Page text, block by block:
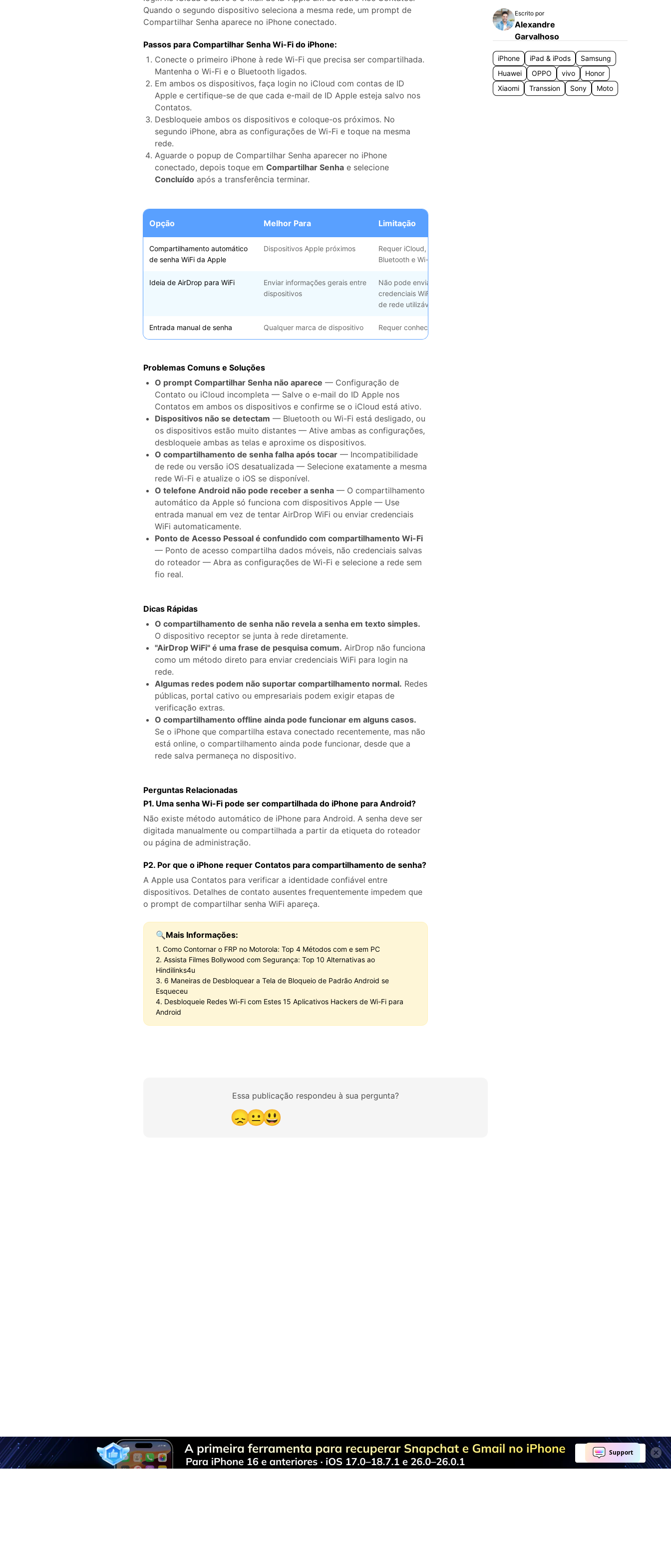
Ver todos os produtos
Consertar erros do iTunes
Apagador de Dados
Ver Todos Os Aplicativos
Quando o segundo dispositivo seleciona a mesma rede, um prompt de
Compartilhar Senha aparece no iPhone conectado.
Passos para Compartilhar Senha Wi-Fi do iPhone:
Conecte o primeiro iPhone à rede Wi-Fi que precisa ser compartilhada.
Mantenha o Wi-Fi e o Bluetooth ligados.
Em ambos os dispositivos, faça login no iCloud com contas de ID
Apple e certifique-se de que cada e-mail de ID Apple esteja salvo nos
Contatos.
Desbloqueie ambos os dispositivos e coloque-os próximos. No
segundo iPhone, abra as configurações de Wi-Fi e toque na mesma
rede.
Aguarde o popup de Compartilhar Senha aparecer no iPhone
conectado, depois toque emCompartilhar Senha e selecione
Concluído após a transferência terminar.
Opção Melhor Para Limitação
Compartilhamento automático
de senha WiFi da Apple
Dispositivos Apple próximos
Requer iCloud, Contatos,
Bluetooth e Wi-Fi
Ideia de AirDrop para WiFi
Enviar informações gerais entre
dispositivos
Não pode enviar diretamente
credenciais WiFi como um login
de rede utilizável
Entrada manual de senha Qualquer marca de dispositivo Requer conhecer a senha real
Problemas Comuns e Soluções
O prompt Compartilhar Senha não aparece — Configuração de
Contato ou iCloud incompleta — Salve o e-mail do ID Apple nos
Contatos em ambos os dispositivos e confirme se o iCloud está ativo.
Dispositivos não se detectam — Bluetooth ou Wi-Fi está desligado, ou
os dispositivos estão muito distantes — Ative ambas as configurações,
desbloqueie ambas as telas e aproxime os dispositivos.
O compartilhamento de senha falha após tocar — Incompatibilidade
de rede ou versão iOS desatualizada — Selecione exatamente a mesma
rede Wi-Fi e atualize o iOS se disponível.
O telefone Android não pode receber a senha — O compartilhamento
automático da Apple só funciona com dispositivos Apple — Use
entrada manual em vez de tentar AirDrop WiFi ou enviar credenciais
WiFi automaticamente.
Ponto de Acesso Pessoal é confundido com compartilhamento Wi-Fi
— Ponto de acesso compartilha dados móveis, não credenciais salvas
do roteador — Abra as configurações de Wi-Fi e selecione a rede sem
fio real.
Dicas Rápidas
O compartilhamento de senha não revela a senha em texto simples.
O dispositivo receptor se junta à rede diretamente.
"AirDrop WiFi" é uma frase de pesquisa comum. AirDrop não funciona
como um método direto para enviar credenciais WiFi para login na
rede.
Algumas redes podem não suportar compartilhamento normal. Redes
públicas, portal cativo ou empresariais podem exigir etapas de
verificação extras.
O compartilhamento offline ainda pode funcionar em alguns casos.
Se o iPhone que compartilha estava conectado recentemente, mas não
está online, o compartilhamento ainda pode funcionar, desde que a
rede salva permaneça no dispositivo.
Perguntas Relacionadas
P1. Uma senha Wi-Fi pode ser compartilhada do iPhone para Android?
Não existe método automático de iPhone para Android. A senha deve ser
digitada manualmente ou compartilhada a partir da etiqueta do roteador
ou página de administração.
P2. Por que o iPhone requer Contatos para compartilhamento de senha?
A Apple usa Contatos para verificar a identidade confiável entre
dispositivos. Detalhes de contato ausentes frequentemente impedem que
o prompt de compartilhar senha WiFi apareça.
🔍Mais Informações:
1. Como Contornar o FRP no Motorola: Top 4 Métodos com e sem PC
2. Assista Filmes Bollywood com Segurança: Top 10 Alternativas ao
Hindilinks4u
3. 6 Maneiras de Desbloquear a Tela de Bloqueio de Padrão Android se
Esqueceu
4. Desbloqueie Redes Wi-Fi com Estes 15 Aplicativos Hackers de Wi-Fi para
Android
Essa publicação respondeu à sua pergunta?
😞😐😃
Escrito por
Alexandre
Garvalhoso
iPhone iPad & iPods
Samsung
Huawei
OPPO vivo
Honor
Xiaomi
Transsion Sony Moto
Solução Telefônica Tudo-em-Um
O Dr.Fone toma conta de todos os seus problemas de gerenciamento do telefone com uma solução completa.